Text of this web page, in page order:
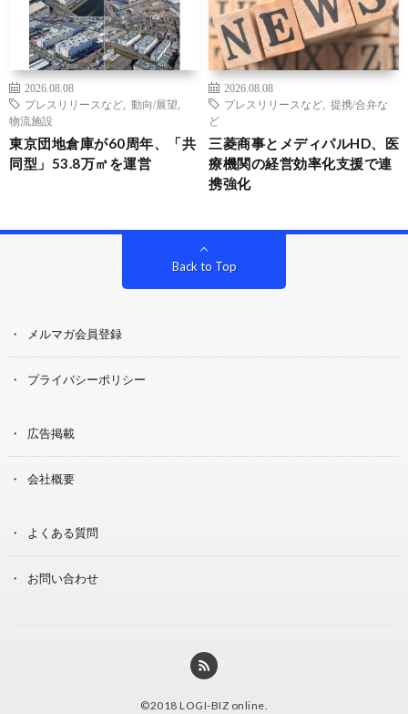
2026.08.08
プレスリリースなど
動向/展望
物流施設
東京団地倉庫が60周年、「共
同型」53.8万㎡を運営
2026.08.08
プレスリリースなど
提携/合弁な
ど
三菱商事とメディパルHD、医
療機関の経営効率化支援で連
携強化
Back to Top
メルマガ会員登録
プライバシーポリシー
広告掲載
会社概要
よくある質問
お問い合わせ
©2018 LOGI-BIZ online